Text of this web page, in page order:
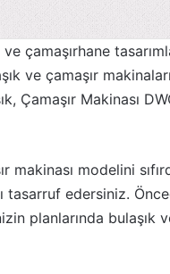
çamaşırhane
ve çamaşır
Çamaşır Makinası
makinası modelini
tasarruf edersiniz.
planlarında bulaşık